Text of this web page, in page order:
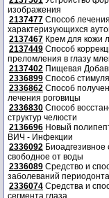
изображения
2137477 Способ
характеризующихся
2137467 Крем для кожи
2137449 Способ
преломления в глазу
2137402 Пищевая
2336899 Способ
2336862 Способ
лечения роговицы
2336830 Способ
структур челюсти
2136696 Новый
ВИЧ - Инфекции
2336092 Биоадгезивное
свободное от воды
2336089 Средство и
заболеваний
2336074 Средства и
сегмента глаза